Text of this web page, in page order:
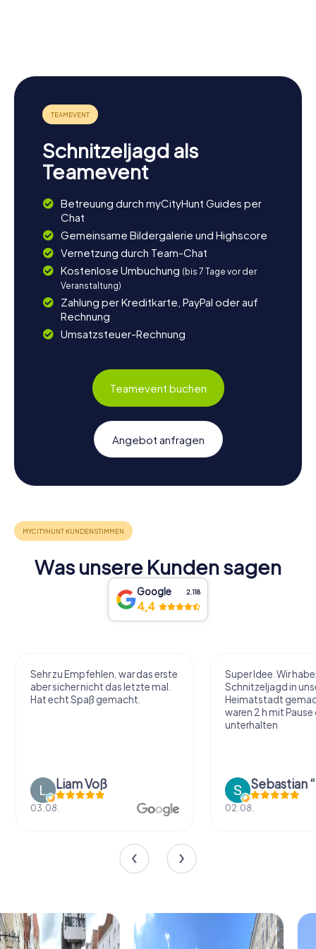
Schnitzeljagd als
Teamevent
Betreuung durch myCityHunt Guides per
Chat
Gemeinsame Bildergalerie und Highscore
Vernetzung durch Team-Chat
Kostenlose Umbuchung (bis 7 Tage vor der
Veranstaltung)
Zahlung per Kreditkarte, PayPal oder auf
Rechnung
Umsatzsteuer-Rechnung
Teamevent buchen
Angebot anfragen
Was unsere Kunden sagen
Google 2.118
4,4
Sehr zu Empfehlen, war das erste
aber sicher nicht das letzte mal.
Hat echt Spaß gemacht.
Liam Voß
03.08.
Super Idee. Wir
Schnitzeljagd in
Heimatstadt
waren 2 h mit
unterhalten
02.08.